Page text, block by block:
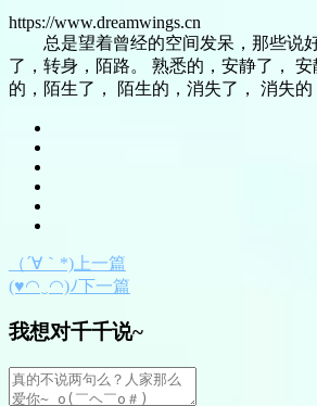
https://www.dreamwings.cn
总是望着曾经的空间发呆，那些说
了，转身，陌路。 熟悉的，安静了，
的，陌生了， 陌生的，消失了， 消失的
（´∀｀*)上一篇
(♥◠‿◠)ﾉ下一篇
我想对千千说~